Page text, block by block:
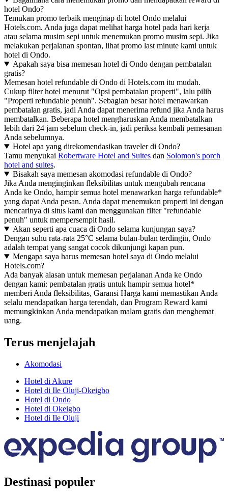
hotel Ondo?
Temukan promo terbaik menginap di hotel Ondo melalui
Hotels.com. Anda juga dapat melihat harga hotel pada hari kerja
atau selama musim sepi untuk menemukan promo musim sepi. Jika
melakukan perjalanan spontan, lihat promo last minute kami untuk
hotel di Ondo.
Apakah saya bisa memesan hotel di Ondo dengan pembatalan
gratis?
Memesan hotel refundable di Ondo di Hotels.com itu mudah.
Cukup filter hotel menurut "Opsi pembatalan properti", lalu pilih
"Properti refundable penuh". Sebagian besar hotel menawarkan
pembatalan gratis, jadi Anda dapat menerima refund jika Anda harus
membatalkan. Beberapa hotel mengharuskan Anda membatalkan
lebih dari 24 jam sebelum check-in, jadi periksa kembali pemesanan
Anda sebelumnya.
Hotel apa yang direkomendasikan traveler di Ondo?
Tamu menyukai Robertware Hotel and Suites dan Solomon's porch
hotel and suites.
Bisakah saya memesan akomodasi refundable di Ondo?
Jika Anda menginginkan fleksibilitas untuk mengubah rencana
Anda ke Ondo, hampir semua hotel menawarkan harga refundable*
yang dapat Anda pesan. Anda dapat menemukan properti ini dengan
mencarinya di situs kami dan menggunakan filter "refundable
penuh" untuk mempersempit hasil.
Akan seperti apa cuaca di Ondo selama kunjungan saya?
Dengan suhu rata-rata 25°C selama bulan-bulan terdingin, Ondo
adalah tempat yang sangat cocok dikunjungi kapan pun.
Mengapa saya harus memesan hotel saya di Ondo melalui
Hotels.com?
Ada banyak alasan untuk memesan perjalanan Anda ke Ondo
dengan kami: pembatalan gratis untuk hampir semua hotel*
memberi Anda fleksibilitas, Garansi Harga kami memastikan Anda
selalu mendapatkan harga terendah, dan Program Reward kami
memungkinkan Anda mendapatkan malam gratis dan menghemat
uang.
Terus menjelajah
Akomodasi
Hotel di Akure
Hotel di Ile Oluji-Okeigbo
Hotel di Ondo
Hotel di Okeigbo
Hotel di Ile Oluji
Destinasi populer